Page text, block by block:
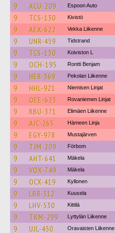
9 ACU-209 Espoon Auto
9 TCS-130 Kivistö
9 AEX-622 Vekka Liikenne
9 UNR-459 Tidstrand
9 TCS-130 Koiviston L
9 OCH-195 Rontti Benjam
9 HER-369 Pekolan Liikenne
9 HHL-921 Niemisen Linjat
9 OEE-623 Rovaniemen Linjat
9 RBU-371 Elimäen Liikenne
9 AJC-265 Hämeen Linja
9 EGY-978 Mustajärven
9 TJM-209 Förbom
9 AHT-641 Mäkela
9 VOX-749 Mäkela
9 OCX-419 Kyllonen
9 LBR-312 Kuusela
9 LHV-530 Kittilä
9 TKM-299 Lyttylän Liikenne
9 UJL-450 Oravaisten Liikenne